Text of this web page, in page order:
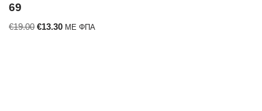
69
€19.00 €13.30 ΜΕ ΦΠΑ